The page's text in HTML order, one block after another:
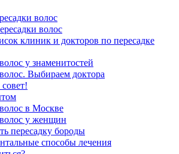
волос
волос
клиник и докторов по пересадке
у знаменитостей
Выбираем доктора
в Москве
у женщин
пересадку бороды
способы лечения